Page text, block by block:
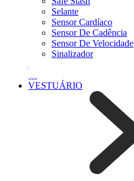
Selante
Sensor Cardíaco
Sensor De Cadência
Sensor De Velocidade
Sinalizador
VESTUÁRIO